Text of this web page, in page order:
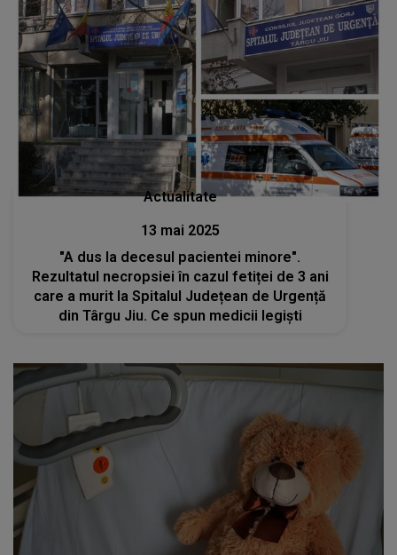
Actualitate
13 mai 2025
"A dus la decesul pacientei minore".
Rezultatul necropsiei în cazul fetiței de 3 ani
care a murit la Spitalul Județean de Urgență
din Târgu Jiu. Ce spun medicii legiști